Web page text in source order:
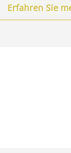
Erfahren Sie